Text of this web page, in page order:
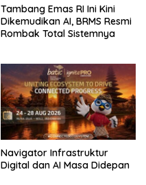
Tambang Emas RI Ini Kini
Dikemudikan AI, BRMS Resmi
Rombak Total Sistemnya
Navigator Infrastruktur
Digital dan AI Masa Didepan